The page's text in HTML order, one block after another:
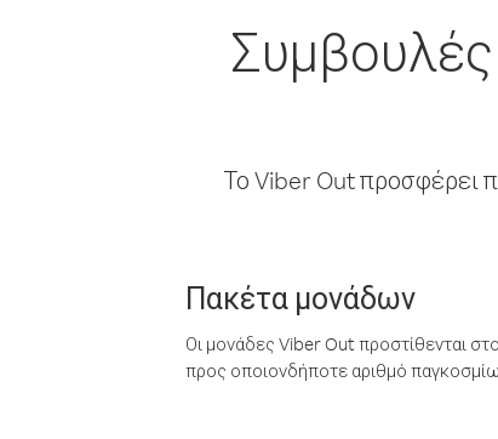
Το Viber Out προσφέρει
Πακέτα μονάδων
Οι μονάδες Viber Out προστίθενται
προς οποιονδήποτε αριθμό